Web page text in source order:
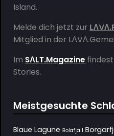
Island.
Melde dich jetzt zur
Mitglied in der
Im SΛLT.Magazine
Stories.
Meistgesuchte
Blaue Lagune Bolafjall